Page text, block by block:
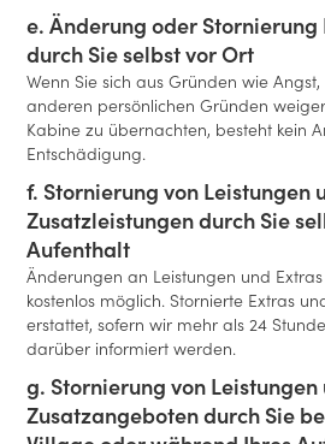
e. Änderung oder Stornierung
durch Sie selbst vor Ort
Wenn Sie sich aus Gründen wie
anderen persönlichen Gründen
Kabine zu übernachten, besteht kein
Entschädigung.
f. Stornierung von Leistungen
Zusatzleistungen durch Sie
Aufenthalt
Änderungen an Leistungen und
kostenlos möglich. Stornierte Extras
erstattet, sofern wir mehr als 24
darüber informiert werden.
g. Stornierung von Leistungen
Zusatzangeboten durch Sie